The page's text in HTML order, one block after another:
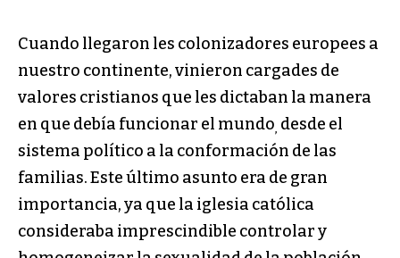
Cuando llegaron les colonizadores europees a
nuestro continente, vinieron cargades de
valores cristianos que les dictaban la manera
en que debía funcionar el mundo, desde el
sistema político a la conformación de las
familias. Este último asunto era de gran
importancia, ya que la iglesia católica
consideraba imprescindible controlar y